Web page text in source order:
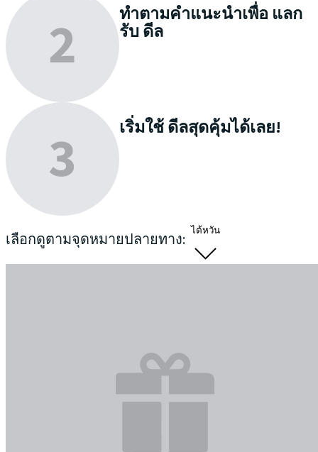
ทำตามคำแนะนำเพื่อ แลก
รับดีล
เริ่มใช้ดีลสุดคุ้มได้เลย!
เลือกดูตามจุดหมายปลายทาง: